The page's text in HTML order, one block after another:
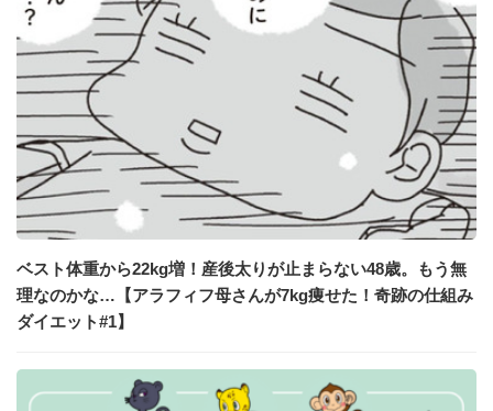
ベスト体重から22kg増！産後太りが止まらない48歳。もう無
理なのかな…【アラフィフ母さんが7kg痩せた！奇跡の仕組み
ダイエット#1】